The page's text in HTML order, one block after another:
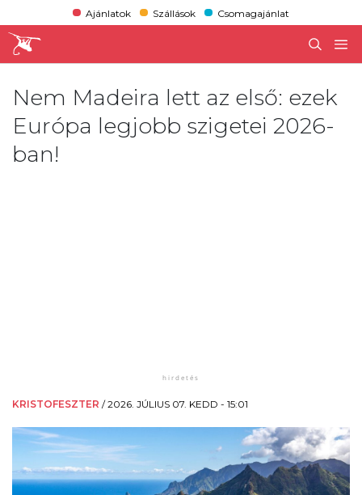
Ajánlatok Szállások Csomagajánlat
Nem Madeira lett az első: ezek
Európa legjobb szigetei 2026-
ban!
KRISTOFESZTER /2026. JÚLIUS 07. KEDD - 15:01